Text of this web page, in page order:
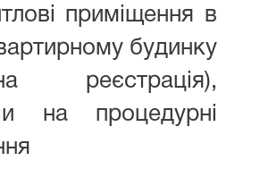
приміщення в
будинку
реєстрація),
на процедурні